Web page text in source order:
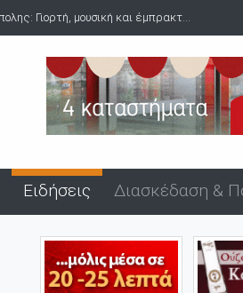
Γιορτή, μουσική και έμπρακτ...
Ειδήσεις Διασκέδαση &